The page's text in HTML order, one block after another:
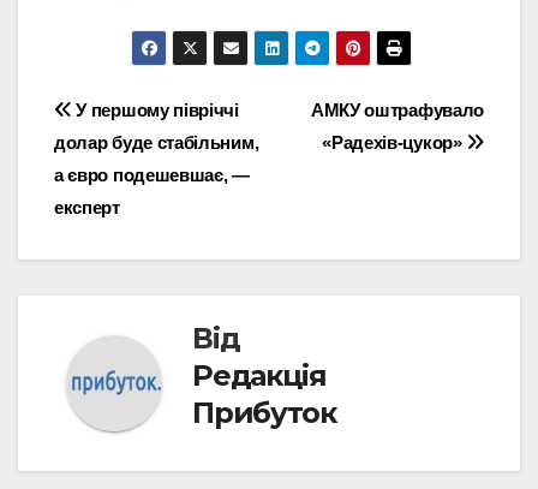
Навігація
записів
АМКУ оштрафувало
«Радехів-цукор»
У першому півріччі
долар буде стабільним,
а євро подешевшає, —
експерт
Від
Редакція
Прибуток